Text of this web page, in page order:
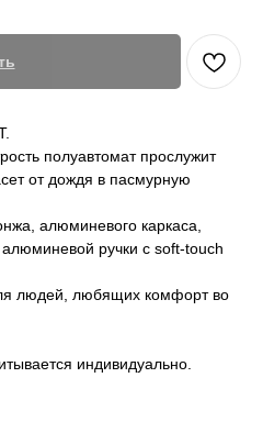
полуавтомат прослужит
от дождя в пасмурную
алюминевого каркаса,
ручки с soft-touch
людей, любящих комфорт во
индивидуально.